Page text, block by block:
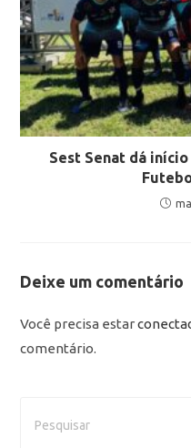
Sest Senat dá início
Deixe um comentário
Você precisa estar
comentário.